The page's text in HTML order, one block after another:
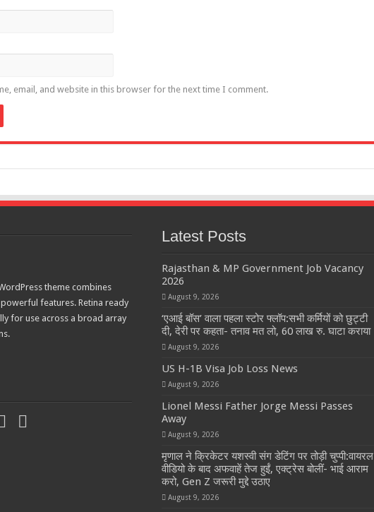
email, and website in this browser for the next time I comment.
theme combines
features. Retina ready
for use across a broad array
Latest Posts
Rajasthan & MP Government Job Vacancy
2026
August 9, 2026
‘एआई बॉस’ वाला पहला स्टोर फ्लॉप:सभी कर्मियों को छुट्टी
दी, देरी पर कहता- तनाव मत लो, 60 लाख रु. घाटा कराया
August 9, 2026
US H-1B Visa Job Loss News
August 9, 2026
Lionel Messi Father Jorge Messi Passes
Away
August 9, 2026
मृणाल ने क्रिकेटर यशस्वी संग डेटिंग पर तोड़ी चुप्पी:वायरल
वीडियो के बाद अफवाहें तेज हुईं, एक्ट्रेस बोलीं- भाई आराम
करो, Gen Z जरूरी मुद्दे उठाए
August 9, 2026